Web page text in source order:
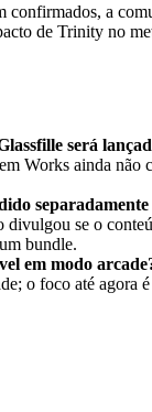
confirmados, a
de Trinity no
será
Works ainda não
separadamente
divulgou se o
bundle.
em modo
o foco até agora